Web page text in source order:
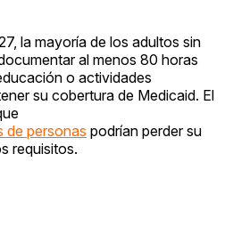
la mayoría de los adultos sin
al menos 80 horas
o actividades
su cobertura de Medicaid. El
de personas podrían perder su
requisitos.